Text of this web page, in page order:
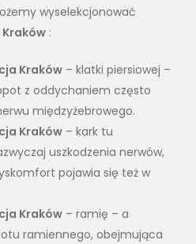
wyselekcjonować
:
Kraków – klatki piersiowej –
z oddychaniem często
międzyżebrowego.
Kraków – kark tu
uszkodzenia nerwów,
pojawia się też w
Kraków – ramię – a
ramiennego, obejmująca